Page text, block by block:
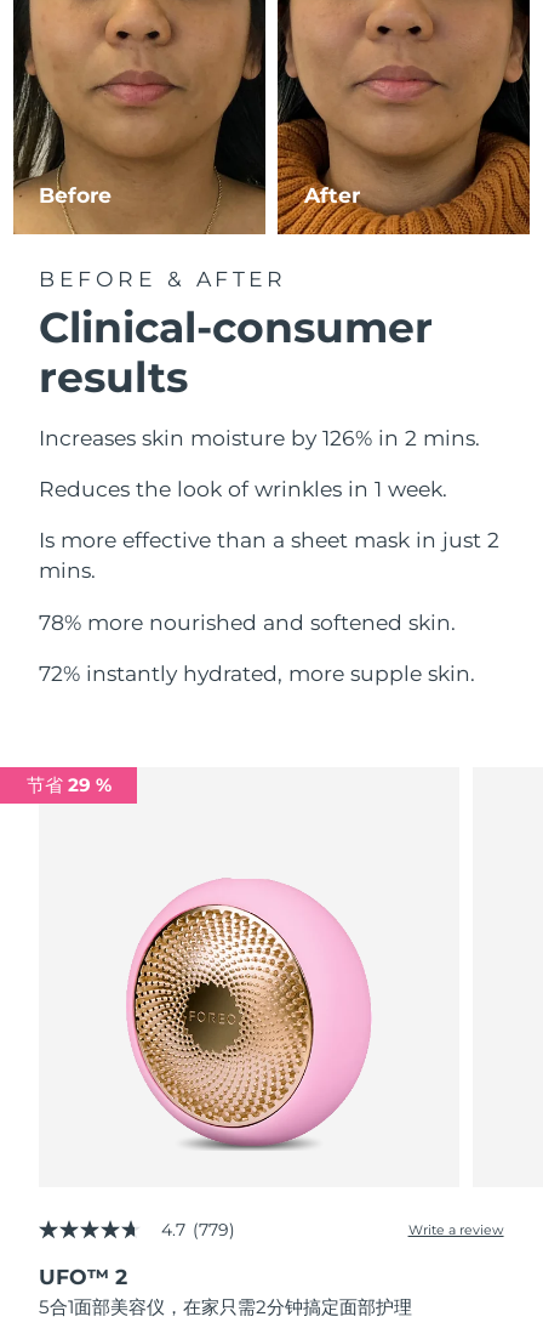
Before After
BEFORE & AFTER
Clinical-consumer
results
Increases skin moisture by 126% in 2 mins.
Reduces the look of wrinkles in 1 week.
Is more effective than a sheet mask in just 2
mins.
78% more nourished and softened skin.
72% instantly hydrated, more supple skin.
节省 29 %
4.7
of
5
stars,
4.7 (779) Write a review
UFO™ 2
5合1面部美容仪，在家只需2分钟搞定面部护理
关于我们
拉脱维亚 预计送达日期
黎巴嫩 预计送达日期 8/10/26
立陶宛 预计送达日期 8/9/26
卢森堡 预计送达日期8/9/26
中国澳门特别行政区
马来西亚 预计送达日期
马耳他
墨西哥 预计送达日期8/13/26
摩纳哥 预计送达日期8/10/26
荷兰 预计送达日期
新西兰 预计送达日期
挪威 预计送达日期8/9/26
菲律宾
预计送达日期
预计送达日期
预计送达日期
沙特阿拉伯 预计送达日期8/10/26
新加坡 预计送达日期